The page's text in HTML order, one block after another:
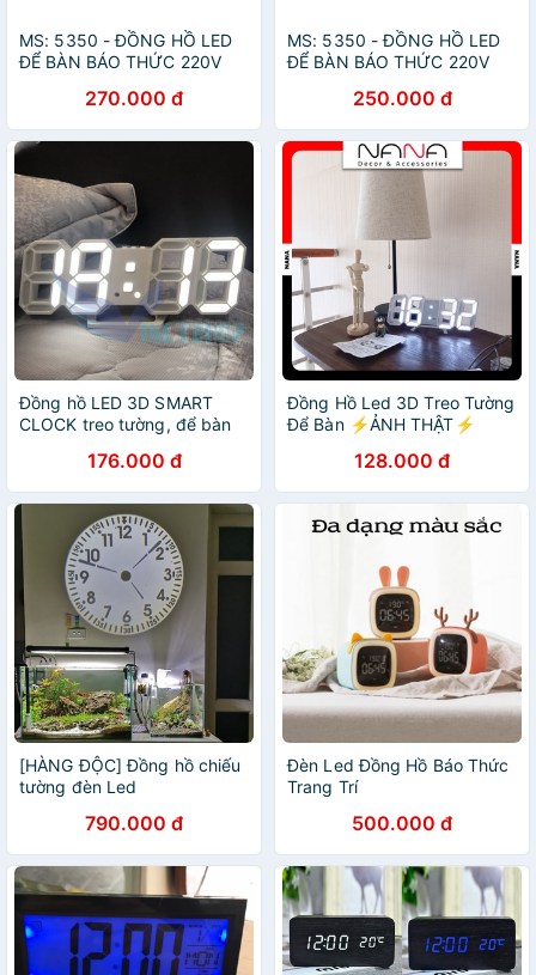
MS: 5350 - ĐỒNG HỒ LED
ĐỂ BÀN BÁO THỨC 220V
VST903 - CHỮ LED XANH
LÁ
270.000 đ
MS: 5350 - ĐỒNG HỒ LED
ĐỂ BÀN BÁO THỨC 220V
VST903 - CHỮ LED XANH
DƯƠNG
250.000 đ
Đồng hồ LED 3D SMART
CLOCK treo tường, để bàn
bạn!"...(LED TRẮNG) -
dc3338
176.000 đ
Đồng Hồ Led 3D Treo Tường
Để Bàn ⚡️ẢNH THẬT⚡️
Thông Minh128.000 đ
[HÀNG ĐỘC] Đồng hồ chiếu
tường đèn Led
790.000 đ
Đèn Led Đồng Hồ Báo Thức
Trang Trí
500.000 đ